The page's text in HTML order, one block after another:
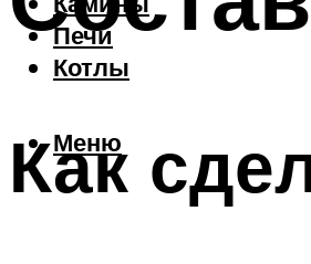
Печи
Котлы
Меню
Как